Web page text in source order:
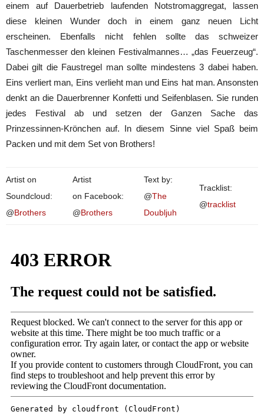
einem auf Dauerbetrieb laufenden Notstromaggregat, lassen
diese kleinen Wunder doch in einem ganz neuen Licht
erscheinen. Ebenfalls nicht fehlen sollte das schweizer
Taschenmesser den kleinen Festivalmannes… „das Feuerzeug“.
Dabei gilt die Faustregel man sollte mindestens 3 dabei haben.
Eins verliert man, Eins verlieht man und Eins hat man. Ansonsten
denkt an die Dauerbrenner Konfetti und Seifenblasen. Sie runden
jedes Festival ab und setzen der Ganzen Sache das
Prinzessinnen-Krönchen auf. In diesem Sinne viel Spaß beim
Packen und mit dem Set von Brothers!
Artist on
Soundcloud:
@Brothers
Artist
on Facebook:
@Brothers
Text by:
@The
Doubljuh
Tracklist:
@tracklist